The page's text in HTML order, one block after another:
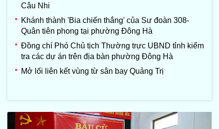
Câu Nhi
Khánh thành 'Bia chiến thắng' của Sư đoàn 308-
Quân tiên phong tại phường Đông Hà
Đồng chí Phó Chủ tịch Thường trực UBND tỉnh kiểm
tra các dự án trên địa bàn phường Đông Hà
Mở lối liên kết vùng từ sân bay Quảng Trị